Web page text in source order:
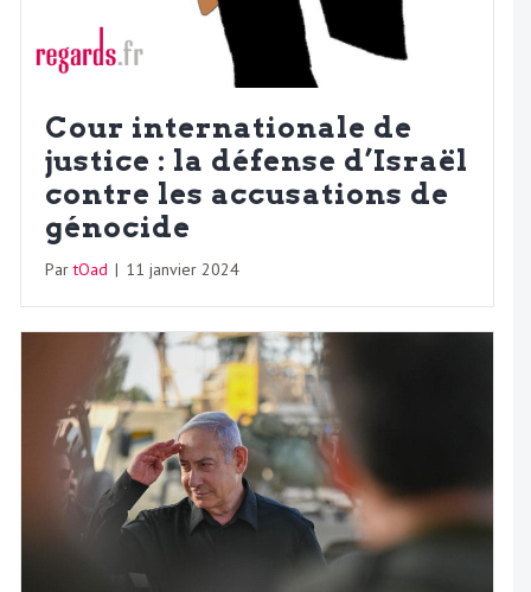
Cour internationale de
justice : la défense d’Israël
contre les accusations de
génocide
PartOad | 11 janvier 2024